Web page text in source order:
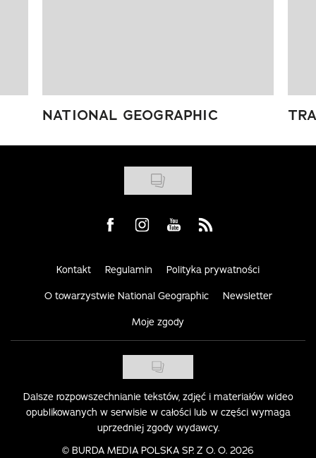
NATIONAL GEOGRAPHIC
Visit us on Facebook
Visit us on Instagram
Visit us on Youtube
Visit us on Rss
Kontakt Regulamin Polityka prywatności
O towarzystwie National Geographic Newsletter
Moje zgody
Dalsze rozpowszechnianie tekstów, zdjęć i materiałów wideo
opublikowanych w serwisie w całości lub w części wymaga
uprzedniej zgody wydawcy.
© BURDA MEDIA POLSKA SP. Z O. O. 2026